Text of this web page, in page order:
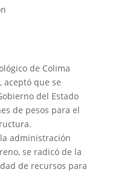
de Colima
aceptó que se
del Estado
de pesos para el
administración
se radicó de la
de recursos para